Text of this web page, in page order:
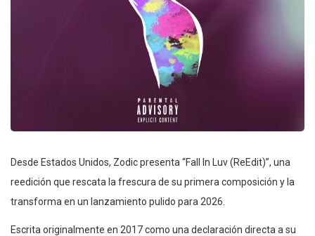
Desde Estados Unidos, Zodic presenta “Fall In Luv (ReEdit)”, una
reedición que rescata la frescura de su primera composición y la
transforma en un lanzamiento pulido para 2026.
Escrita originalmente en 2017 como una declaración directa a su